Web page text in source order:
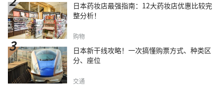
日本药妆店最强指南：12大药妆店优惠比较完
整分析！
购物
日本新干线攻略！一次搞懂购票方式、种类区
分、座位
交通